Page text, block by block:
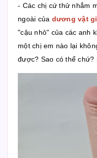
- Các chị cứ thử nhắm
ngoài của dương vật
"cậu nhỏ" của các anh
một chị em nào lại
được? Sao có thể chứ?